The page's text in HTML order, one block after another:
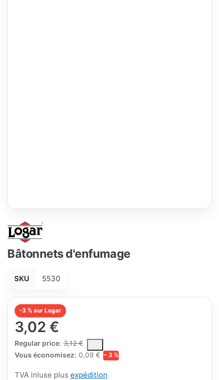
Bâtonnets d'enfumage
SKU 5530
-3 % sur Logar
3,02 €
Regular price: 3,12 €
The Regular Price is the median selling price paid by
Vous économisez: 0,09 € − 3 %
TVA inluse plus expédition